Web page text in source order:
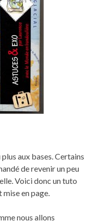
aux bases. Certains
de revenir un peu
Voici donc un tuto
en page.
nous allons